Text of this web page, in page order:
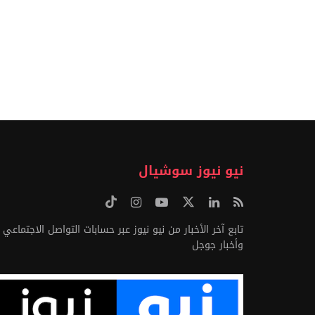
نيو نيوز سوشيال
تابع آخر الأخبار من نيو نيوز عبر حسابات التواصل الاجتماعي
وأخبار جوجل